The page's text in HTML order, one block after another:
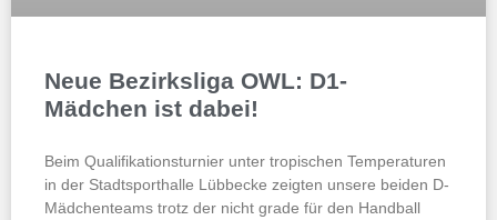
Neue Bezirksliga OWL: D1-
Mädchen ist dabei!
Beim Qualifikationsturnier unter tropischen Temperaturen
in der Stadtsporthalle Lübbecke zeigten unsere beiden D-
Mädchenteams trotz der nicht grade für den Handball